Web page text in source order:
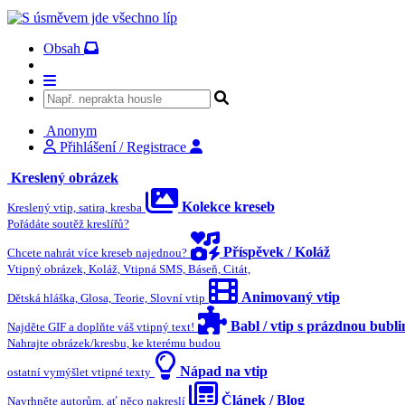
Obsah
Anonym
Přihlášení / Registrace
Kreslený obrázek
Kreslený vtip, satira, kresba Kolekce kreseb
Pořádáte soutěž kreslířů?
Chcete nahrát více kreseb najednou? Příspěvek / Koláž
Vtipný obrázek, Koláž, Vtipná SMS, Báseň, Citát,
Dětská hláška, Glosa, Teorie, Slovní vtip Animovaný vtip
Najděte GIF a doplňte váš vtipný text! Babl / vtip s prázdnou
Nahrajte obrázek/kresbu, ke kterému budou
ostatní vymýšlet vtipné texty Nápad na vtip
Navrhněte autorům, ať něco nakreslí Článek / Blog